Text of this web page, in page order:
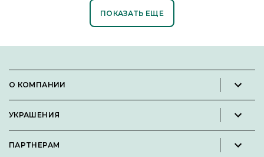
ПОКАЗАТЬ ЕЩЕ
О КОМПАНИИ
Вакансии
УКРАШЕНИЯ
Кольца
ПАРТНЕРАМ